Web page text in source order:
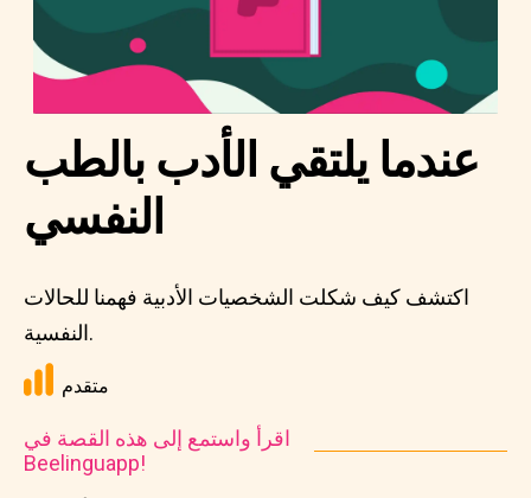
عندما يلتقي الأدب بالطب
النفسي
اكتشف كيف شكلت الشخصيات الأدبية فهمنا للحالات
النفسية.
متقدم
اقرأ واستمع إلى هذه القصة في
Beelinguapp!